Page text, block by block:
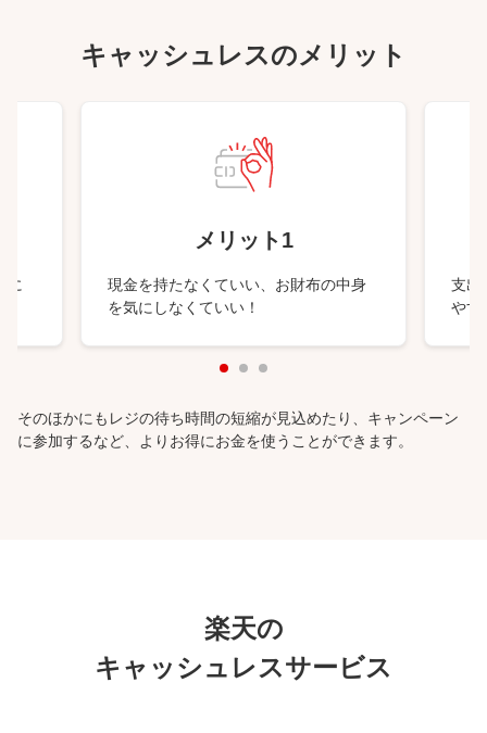
キャッシュレスのメリット
に
メリット1
現金を持たなくていい、お財布の中身
を気にしなくていい！
支出
やす
そのほかにもレジの待ち時間の短縮が見込めたり、キャンペーン
に参加するなど、よりお得にお金を使うことができます。
楽天の
キャッシュレスサービス